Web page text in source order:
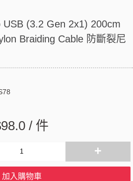
USB (3.2 Gen 2x1) 200cm
Braiding Cable 防斷裂尼
/ 件
+
加入購物車